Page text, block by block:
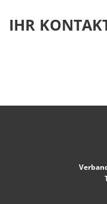
IHR